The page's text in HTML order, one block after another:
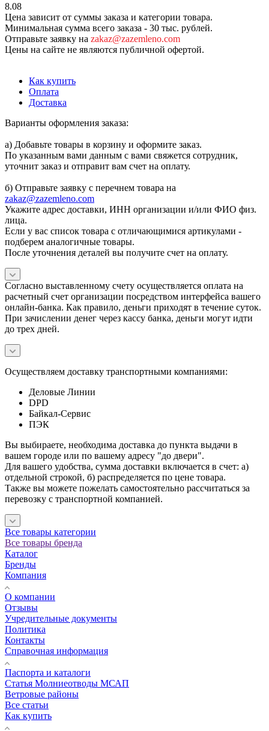
8.08
Цена зависит от суммы заказа и категории товара.
Минимальная сумма всего заказа - 30 тыс. рублей.
Отправьте заявку на zakaz@zazemleno.com
Цены на сайте не являются публичной офертой.
Как купить
Оплата
Доставка
Варианты оформления заказа:
а) Добавьте товары в корзину и оформите заказ.
По указанным вами данным с вами свяжется сотрудник,
уточнит заказ и отправит вам счет на оплату.
б) Отправьте заявку с перечнем товара на
zakaz@zazemleno.com
Укажите адрес доставки, ИНН организации и/или ФИО физ.
лица.
Если у вас список товара с отличающимися артикулами -
подберем аналогичные товары.
После уточнения деталей вы получите счет на оплату.
Согласно выставленному счету осуществляется оплата на
расчетный счет организации посредством интерфейса вашего
онлайн-банка. Как правило, деньги приходят в течение суток.
При зачислении денег через кассу банка, деньги могут идти
до трех дней.
Осуществляем доставку транспортными компаниями:
Деловые Линии
DPD
Байкал-Сервис
ПЭК
Вы выбираете, необходима доставка до пункта выдачи в
вашем городе или по вашему адресу "до двери".
Для вашего удобства, сумма доставки включается в счет: а)
отдельной строкой, б) распределяется по цене товара.
Также вы можете пожелать самостоятельно рассчитаться за
перевозку с транспортной компанией.
Все товары категории
Все товары бренда
Каталог
Бренды
Компания
О компании
Отзывы
Учредительные документы
Политика
Контакты
Справочная информация
Паспорта и каталоги
Статья Молниеотводы МСАП
Ветровые районы
Все статьи
Как купить